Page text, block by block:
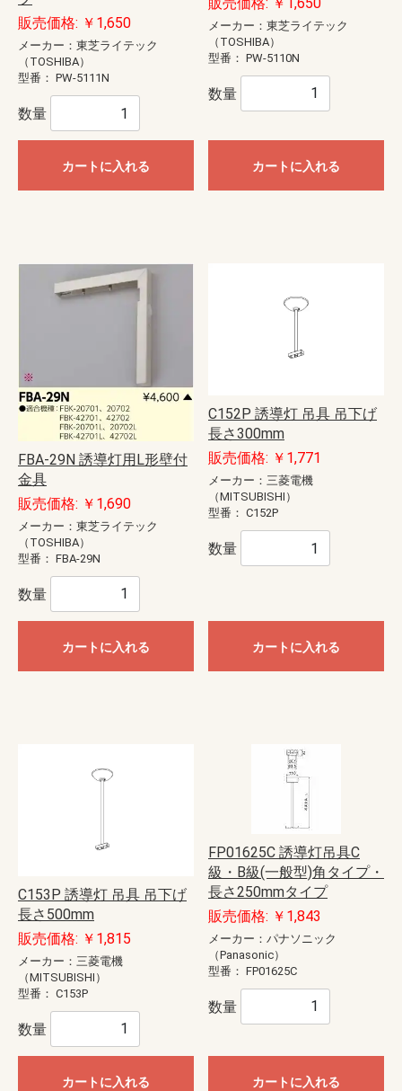
販売価格: ￥1,650
メーカー：東芝ライテック
（TOSHIBA）
型番： PW-5111N
数量
カートに入れる
メーカー：東芝ライテック
（TOSHIBA）
型番： PW-5110N
数量
カートに入れる
FBA-29N 誘導灯用L形壁付
金具
販売価格: ￥1,690
メーカー：東芝ライテック
（TOSHIBA）
型番： FBA-29N
数量
カートに入れる
C152P 誘導灯 吊具 吊下げ
長さ300mm
販売価格: ￥1,771
メーカー：三菱電機
（MITSUBISHI）
型番： C152P
数量
カートに入れる
C153P 誘導灯 吊具 吊下げ
長さ500mm
販売価格: ￥1,815
メーカー：三菱電機
（MITSUBISHI）
型番： C153P
数量
カートに入れる
FP01625C 誘導灯吊具C
級・B級(一般型)角タイプ・
長さ250mmタイプ
販売価格: ￥1,843
メーカー：パナソニック
（Panasonic）
型番： FP01625C
数量
カートに入れる